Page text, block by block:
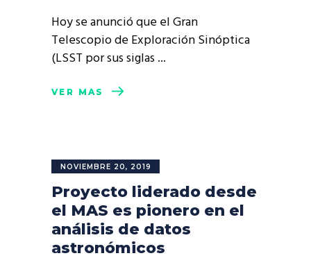
Hoy se anunció que el Gran
Telescopio de Exploración Sinóptica
(LSST por sus siglas
VER MÁS
NOVIEMBRE 20, 2019
Proyecto liderado desde
el MAS es pionero en el
análisis de datos
astronómicos